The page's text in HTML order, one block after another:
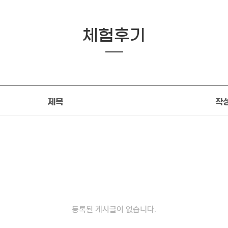
체험후기
제목 작
등록된 게시글이 없습니다.